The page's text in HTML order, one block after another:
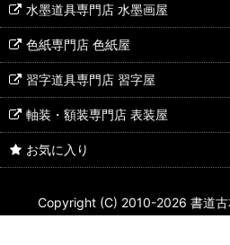
水墨道具専門店 水墨画屋
色紙専門店 色紙屋
習字道具専門店 習字屋
軸装・額装専門店 表装屋
お気に入り
Copyright (C) 2010-2026 書道